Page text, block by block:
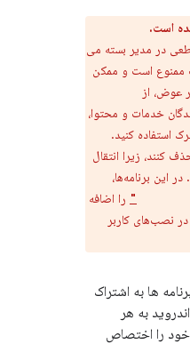
در مدیر بسته می
ممنوع است و ممکن
عوض، از
خدمات و محتوا،
استفاده کنید.
کنند، زیرا انتقال
این برنامه‌ها،
را اضافه
در نصب‌های کاربر
ها به اشتراک
به هر
خود را اختصاص